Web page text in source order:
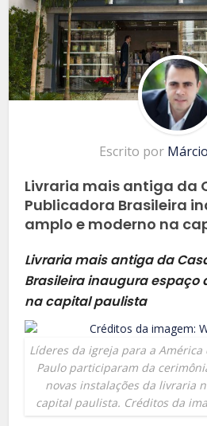
Escrito por
Livraria mais antiga da
Publicadora Brasileira
amplo e moderno na
Livraria mais antiga da
Brasileira inaugura espaço
na capital paulista
Líderes da igreja para a América
Paulo participaram da
novas instalações da livraria
capital paulista. Créditos da